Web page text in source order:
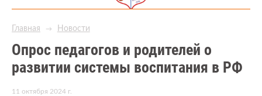
Главная → Новости
Опрос педагогов и родителей о
развитии системы воспитания в РФ
11 октября 2024 г.